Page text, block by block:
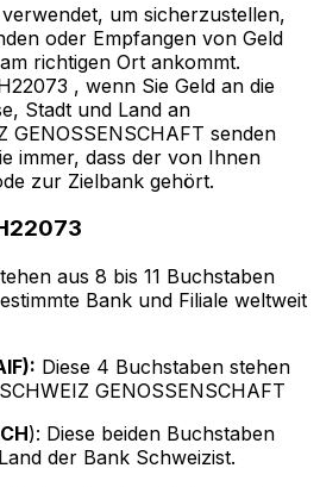
um sicherzustellen,
oder Empfangen von Geld
richtigen Ort ankommt.
, wenn Sie Geld an die
Stadt und Land an
GENOSSENSCHAFT senden
immer, dass der von Ihnen
zur Zielbank gehört.
aus 8 bis 11 Buchstaben
Bank und Filiale weltweit
Diese 4 Buchstaben stehen
GENOSSENSCHAFT
): Diese beiden Buchstaben
der Bank Schweizist.